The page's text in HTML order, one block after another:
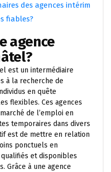
des agences intérim
fiables?
agence
est un intermédiaire
à la recherche de
en quête
flexibles. Ces agences
de l’emploi en
temporaires dans divers
est de mettre en relation
ponctuels en
et disponibles
Grâce à une agence